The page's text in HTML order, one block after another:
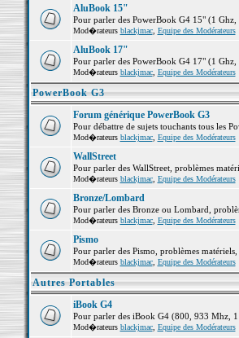
AluBook 15"
Pour parler des PowerBook G4 15" (1
Mod�rateurs blackjmac, Equipe des Modérateurs
AluBook 17"
Pour parler des PowerBook G4 17" (1
Mod�rateurs blackjmac, Equipe des Modérateurs
PowerBook G3
Forum générique PowerBook G3
Pour débattre de sujets touchants tous les
Mod�rateurs blackjmac, Equipe des Modérateurs
WallStreet
Pour parler des WallStreet, problèmes
Mod�rateurs blackjmac, Equipe des Modérateurs
Bronze/Lombard
Pour parler des Bronze ou Lombard,
Mod�rateurs blackjmac, Equipe des Modérateurs
Pismo
Pour parler des Pismo, problèmes matériels,
Mod�rateurs blackjmac, Equipe des Modérateurs
Autres Portables
iBook G4
Pour parler des iBook G4 (800, 933 Mhz,
Mod�rateurs blackjmac, Equipe des Modérateurs